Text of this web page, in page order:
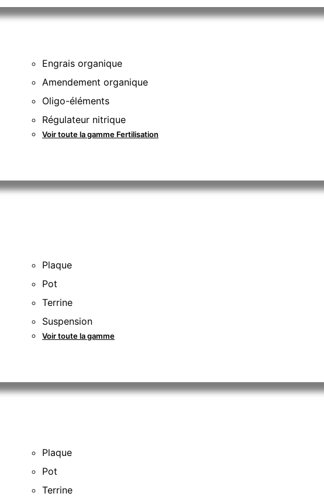
Engrais organique
Amendement organique
Oligo-éléments
Régulateur nitrique
Voir toute la gamme Fertilisation
Plaque
Pot
Terrine
Suspension
Voir toute la gamme
Plaque
Pot
Terrine